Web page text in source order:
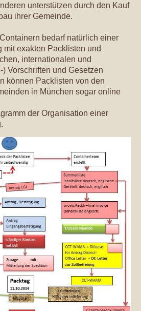
unterstützen durch den Kauf
ihrer Gemeinde.
bedarf natürlich einer
exakten Packlisten und
internationalen und
Vorschriften und Gesetzen
können Packlisten von den
in München sogar online
der Organisation einer